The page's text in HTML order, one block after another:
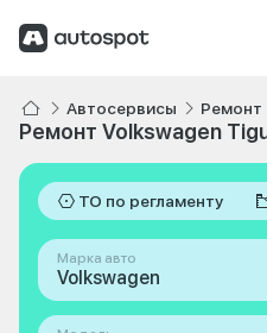
Автосервисы Ремонт
Ремонт Volkswagen
ТО по регламенту
Марка авто
Volkswagen